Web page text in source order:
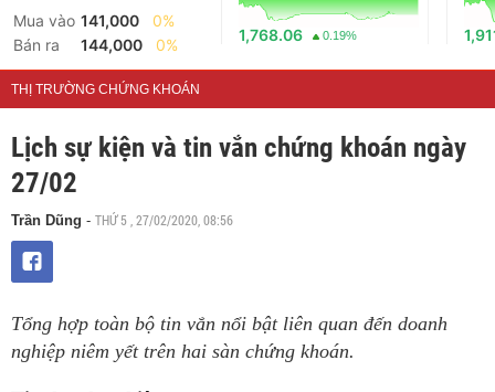
Mua vào 141,000
0%
Bán ra
144,000 0%
1,768.06 0.19%
THỊ TRƯỜNG CHỨNG KHOÁN
Lịch sự kiện và tin vắn chứng khoán ngày
27/02
Trần Dũng - THỨ 5 , 27/02/2020, 08:56
Tổng hợp toàn bộ tin vắn nổi bật liên quan đến doanh
nghiệp niêm yết trên hai sàn chứng khoán.